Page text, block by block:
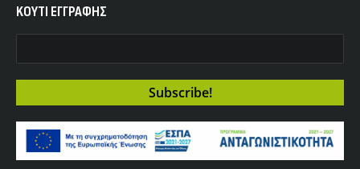
KOYTI ΕΓΓΡΑΦΗΣ